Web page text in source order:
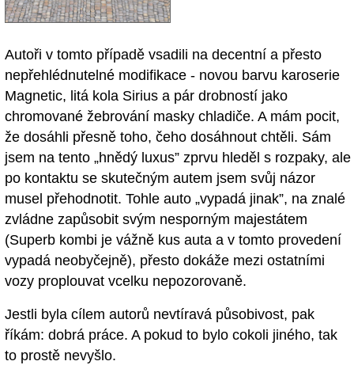
Autoři v tomto případě vsadili na decentní a přesto
nepřehlédnutelné modifikace - novou barvu karoserie
Magnetic, litá kola Sirius a pár drobností jako
chromované žebrování masky chladiče. A mám pocit,
že dosáhli přesně toho, čeho dosáhnout chtěli. Sám
jsem na tento „hnědý luxus” zprvu hleděl s rozpaky, ale
po kontaktu se skutečným autem jsem svůj názor
musel přehodnotit. Tohle auto „vypadá jinak”, na znalé
zvládne zapůsobit svým nesporným majestátem
(Superb kombi je vážně kus auta a v tomto provedení
vypadá neobyčejně), přesto dokáže mezi ostatními
vozy proplouvat vcelku nepozorovaně.
Jestli byla cílem autorů nevtíravá působivost, pak
říkám: dobrá práce. A pokud to bylo cokoli jiného, tak
to prostě nevyšlo.